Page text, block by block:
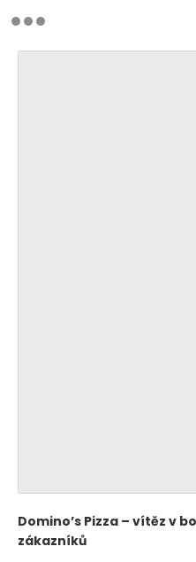
Domino’s Pizza – vítěz v
zákazníků